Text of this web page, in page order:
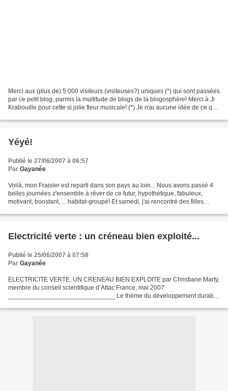
Merci aux (plus de) 5.000 visiteurs (visiteuses?) uniques (*) qui sont passées
par ce petit blog, parmis la multitude de blogs de la blogosphère! Merci à Ji
Krabouille pour cette si jolie fleur musicale! (*) Je n'ai aucune idée de ce qui
Yéyé!
Publié le 27/06/2007 à 06:57
Par Gayanée
Voilà, mon Fraisier est reparti dans son pays au loin... Nous avons passé 4
belles journées z'ensemble à rêver de ce futur, hypothétique, fabuleux,
motivant, boostant, ... habitat-groupé! Et samedi, j'ai rencontré des filles
Electricité verte : un créneau bien exploité...
Publié le 25/06/2007 à 07:58
Par Gayanée
ELECTRICITE VERTE, UN CRENEAU BIEN EXPLOITE par Christiane Marty,
membre du conseil scientifique d’Attac France, mai 2007
______________________________ Le thème du développement durable